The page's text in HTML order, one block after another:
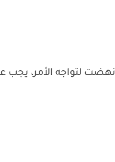
لتواجه الأمر،